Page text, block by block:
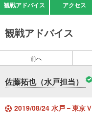
観戦アドバイス アクセス
観戦アドバイス
前へ
佐藤拓也（水戸担当）
2019/08/24 水戸－東京Ｖ